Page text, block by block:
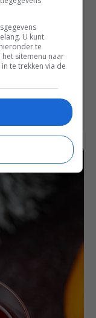
of
dat deze
hoef je
toe te
U kunt
te
sitemenu naar
te trekken via de